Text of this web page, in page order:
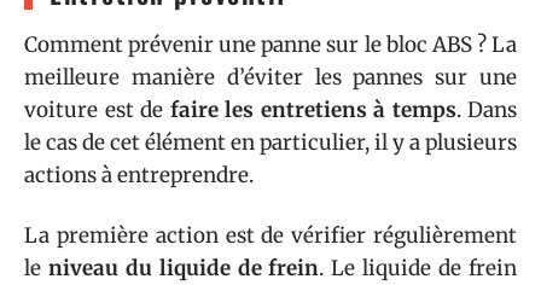
Comment prévenir une panne sur le bloc ABS ? La
meilleure manière d’éviter les pannes sur une
voiture est de faire les entretiens à temps. Dans
le cas de cet élément en particulier, il y a plusieurs
actions à entreprendre.
La première action est de vérifier régulièrement
le niveau du liquide de frein. Le liquide de frein